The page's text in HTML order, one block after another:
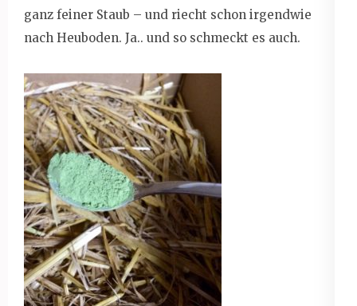
ganz feiner Staub – und riecht schon irgendwie
nach Heuboden. Ja.. und so schmeckt es auch.